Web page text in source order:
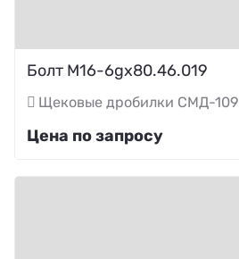
Болт М16-6gх80.46.019
Щековые дробилки СМД-109
Цена по запросу